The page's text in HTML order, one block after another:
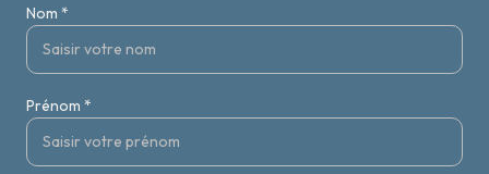
Nom *
Prénom *